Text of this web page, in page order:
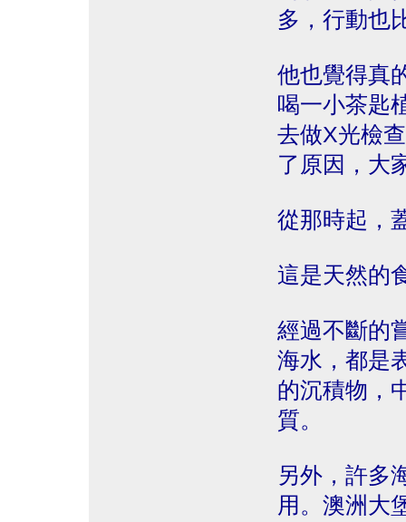
多，行動也
他也覺得真
喝一小茶匙
去做X光檢
了原因，大
從那時起，
這是天然的
經過不斷的
海水，都是
的沉積物，
質。
另外，許多
用。澳洲大